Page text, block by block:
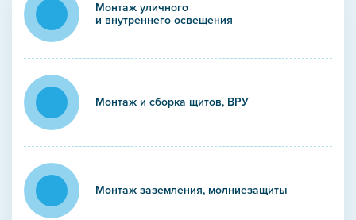
Монтаж уличного
и внутреннего освещения
Монтаж и сборка щитов, ВРУ
Монтаж заземления, молниезащиты